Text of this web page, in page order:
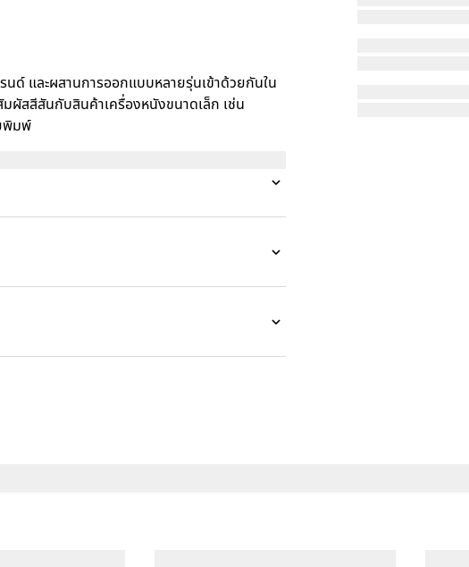
ด์ และผสานการออกแบบหลายรุ่นเข้าด้วยกันใน
มผัสสีสันกับสินค้าเครื่องหนังขนาดเล็ก เช่น
พิมพ์